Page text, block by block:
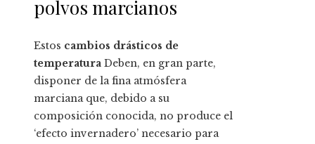
polvos marcianos
Estos cambios drásticos de
temperatura Deben, en gran parte,
disponer de la fina atmósfera
marciana que, debido a su
composición conocida, no produce el
‘efecto invernadero’ necesario para